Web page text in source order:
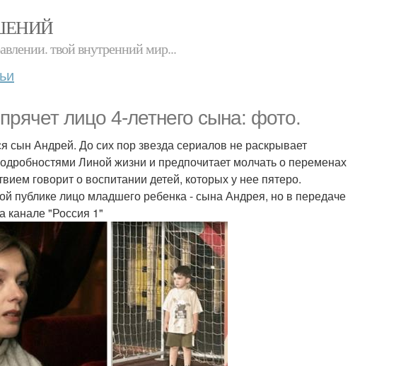
твой внутренний мир...
лицо 4-летнего сына: фото.
Андрей. До сих пор звезда сериалов не раскрывает
Линой жизни и предпочитает молчать о переменах
говорит о воспитании детей, которых у нее пятеро.
публике лицо младшего ребенка - сына Андрея, но в передаче
канале "Россия 1"